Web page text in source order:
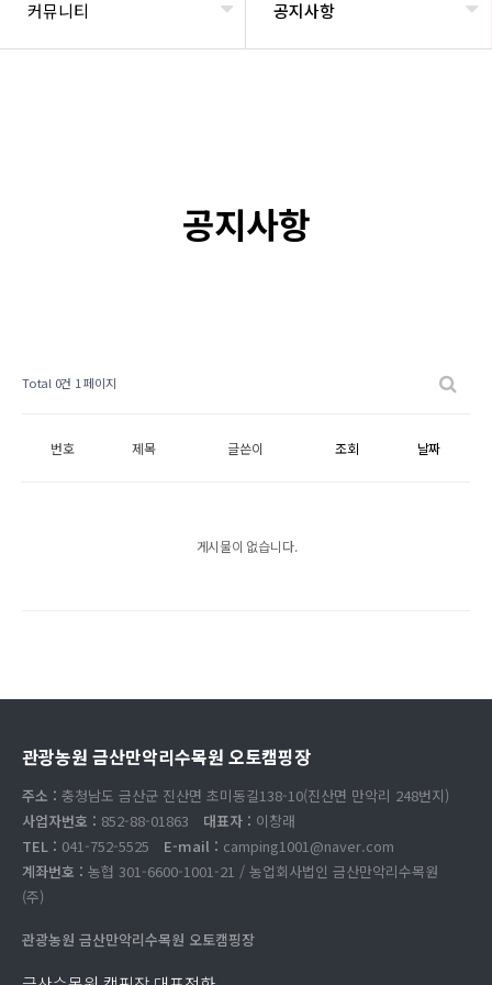
커뮤니티 공지사항
공지사항
Total 0건 1 페이지
번호 제목 글쓴이 조회 날짜
게시물이 없습니다.
관광농원 금산만악리수목원 오토캠핑장
주소 : 충청남도 금산군 진산면 초미동길138-10(진산면 만악리 248번지)
사업자번호 : 852-88-01863 대표자 : 이창래
TEL : 041-752-5525 E-mail : camping1001@naver.com
계좌번호 : 농협 301-6600-1001-21 / 농업회사법인 금산만악리수목원
(주)
관광농원 금산만악리수목원 오토캠핑장